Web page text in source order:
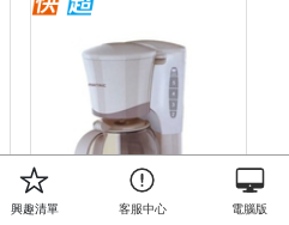
興趣清單 客服中心 電腦版